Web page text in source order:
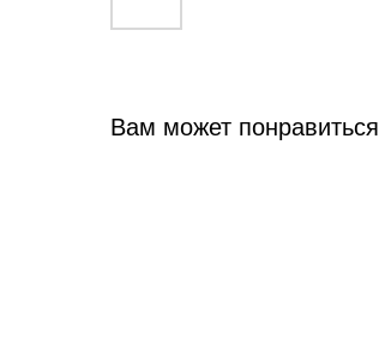
Вам может понравиться